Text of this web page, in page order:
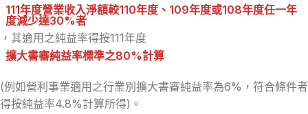
111年度營業收入淨額較110年度、109年度或108年度任一年
度減少達30%者
，其適用之純益率得按111年度
擴大書審純益率標準之80%計算
(例如營利事業適用之行業別擴大書審純益率為6%，符合條件者
得按純益率4.8%計算所得)。